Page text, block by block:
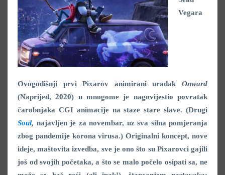
Vegara
Ovogodišnji prvi Pixarov animirani uradak Onward
(Naprijed, 2020) u mnogome je nagovijestio povratak
čarobnjaka CGI animacije na staze stare slave. (Drugi
Soul, najavljen je za novembar, uz sva silna pomjeranja
zbog pandemije korona virusa.) Originalni koncept, nove
ideje, maštovita izvedba, sve je ono što su Pixarovci gajili
još od svojih početaka, a što se malo počelo osipati sa, ne